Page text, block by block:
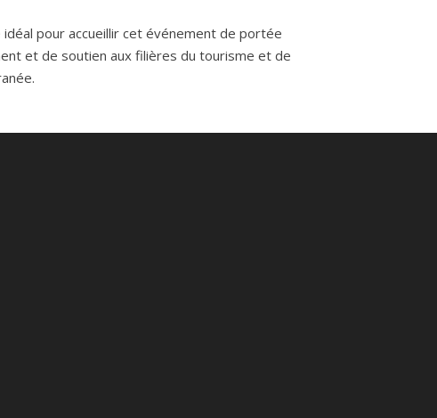
pour accueillir cet événement de portée
et de soutien aux filières du tourisme et de